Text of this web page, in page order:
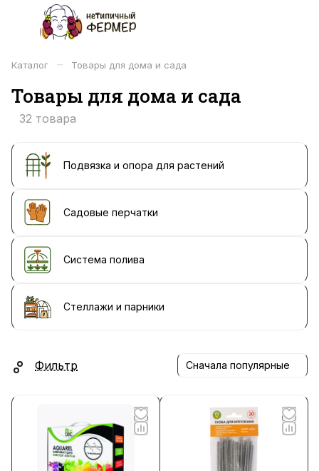
Каталог – Товары для дома и сада
Товары для дома и сада
32 товара
Подвязка и опора для растений
Садовые перчатки
Система полива
Стеллажи и парники
Фильтр Сначала популярные